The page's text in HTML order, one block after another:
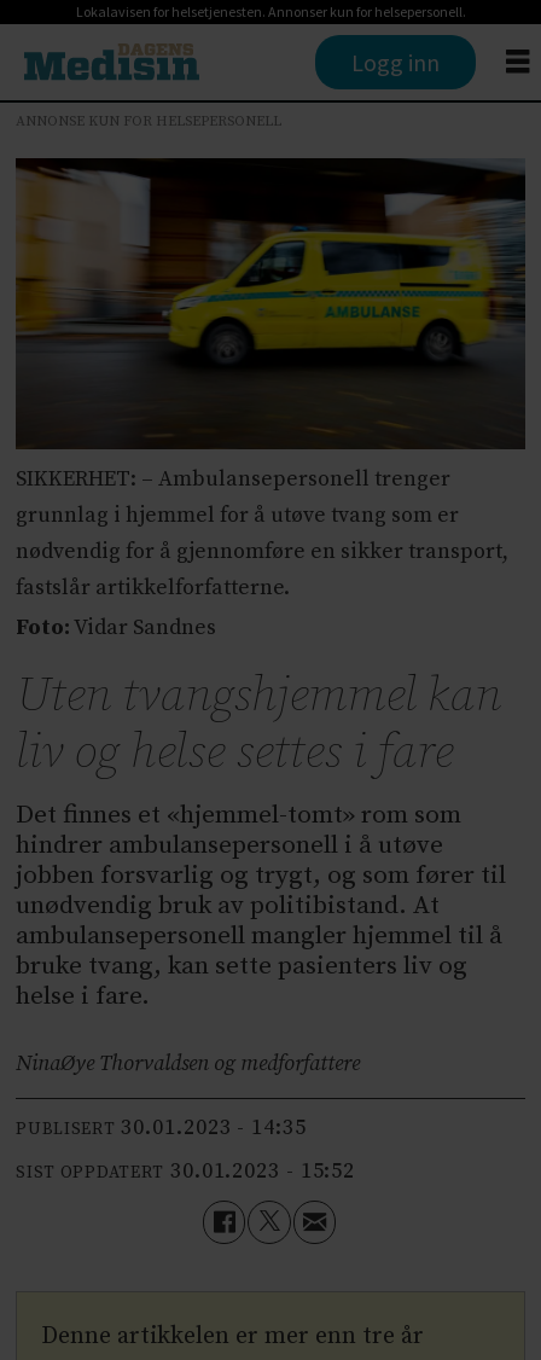
Lokalavisen for helsetjenesten. Annonser kun for helsepersonell.
Logg inn
ANNONSE KUN FOR HELSEPERSONELL
SIKKERHET: – Ambulansepersonell trenger
grunnlag i hjemmel for å utøve tvang som er
nødvendig for å gjennomføre en sikker transport,
fastslår artikkelforfatterne.
Foto:Vidar Sandnes
Uten tvangshjemmel kan
liv og helse settes i fare
Det finnes et «hjemmel-tomt» rom som
hindrer ambulansepersonell i å utøve
jobben forsvarlig og trygt, og som fører til
unødvendig bruk av politibistand. At
ambulansepersonell mangler hjemmel til å
bruke tvang, kan sette pasienters liv og
helse i fare.
NinaØye Thorvaldsen og medforfattere
PUBLISERT 30.01.2023 - 14:35
SIST OPPDATERT 30.01.2023 - 15:52
Denne artikkelen er mer enn tre år